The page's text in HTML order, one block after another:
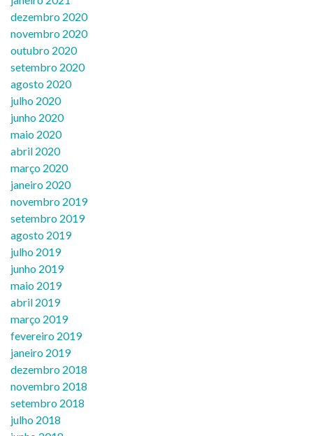
dezembro 2020
novembro 2020
outubro 2020
setembro 2020
agosto 2020
julho 2020
junho 2020
maio 2020
abril 2020
março 2020
janeiro 2020
novembro 2019
setembro 2019
agosto 2019
julho 2019
junho 2019
maio 2019
abril 2019
março 2019
fevereiro 2019
janeiro 2019
dezembro 2018
novembro 2018
setembro 2018
julho 2018